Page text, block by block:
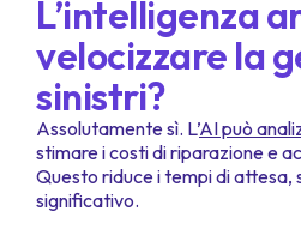
L’intelligenza
velocizzare la
sinistri?
Assolutamente sì. L’AI può
stimare i costi di riparazione e
Questo riduce i tempi di attesa,
significativo.